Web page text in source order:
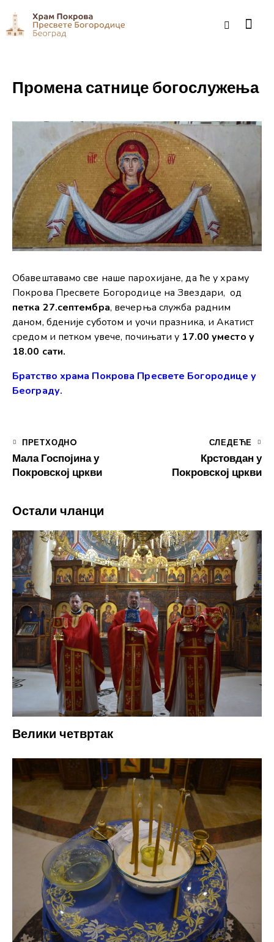
Промена сатнице богослужења
Обавештавамо све наше парохијане, да ће у храму
Покрова Пресвете Богородице на Звездари, од
петка 27.септембра, вечерња служба радним
даном, бденије суботом и уочи празника, и Акатист
средом и петком увече, почињати у 17.00 уместо у
18.00 сати.
Братство храма Покрова Пресвете Богородице у
Београду.
ПРЕТХОДНO
Мала Госпојина у
Покровској цркви
СЛЕДЕЋЕ
Крстовдан у
Покровској цркви
Остали чланци
Велики четвртак